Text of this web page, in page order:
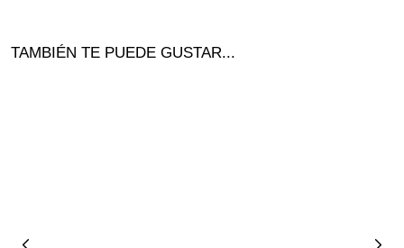
TAMBIÉN TE PUEDE GUSTAR...